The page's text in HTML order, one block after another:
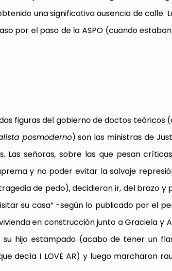
una significativa ausencia de
por el paso de la ASPO (cuando
figuras del gobierno de doctos
posmoderno) son las ministras de
Las señoras, sobre las que pesan
y no poder evitar la salvaje
de pedo), decidieron ir, del brazo y
su casa” -según lo publicado por el
en construcción junto a Graciela y
hijo estampado (acabo de tener un
decía I LOVE AR) y luego marcharon